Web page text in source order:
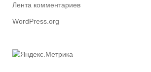
Лента комментариев
WordPress.org